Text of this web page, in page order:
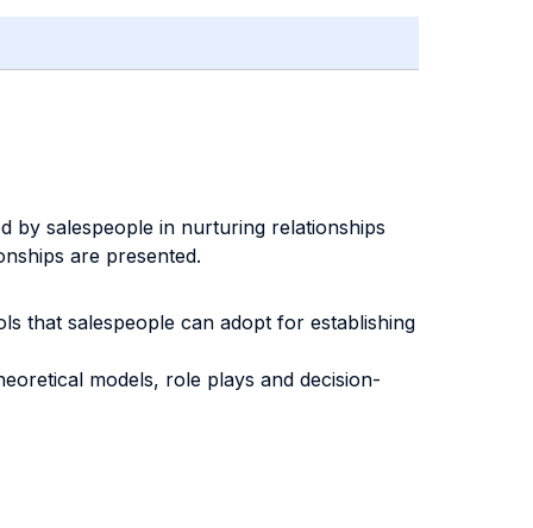
by salespeople in nurturing relationships
are presented.
that salespeople can adopt for establishing
models, role plays and decision-